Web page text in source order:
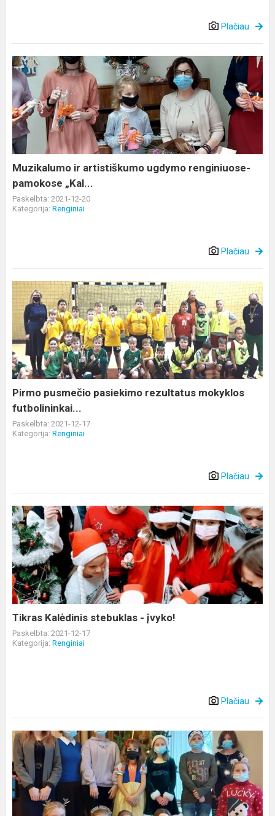
Plačiau
Muzikalumo
ir
artistiškumo
ugdymo
renginiuose-
pamokose
„Kal...
Muzikalumo ir artistiškumo ugdymo renginiuose-
pamokose „Kal...
Paskelbta: 2021-12-20
Kategorija: Renginiai
Plačiau
Pirmo
pusmečio
pasiekimo
rezultatus
mokyklos
futbolininkai...
Pirmo pusmečio pasiekimo rezultatus mokyklos
futbolininkai...
Paskelbta: 2021-12-17
Kategorija: Renginiai
Plačiau
Tikras
Kalėdinis
stebuklas
-
įvyko!
Tikras Kalėdinis stebuklas - įvyko!
Paskelbta: 2021-12-17
Kategorija: Renginiai
Plačiau
Koncertas
-
atsiskaitymas
„Pasveikinkim
vieni